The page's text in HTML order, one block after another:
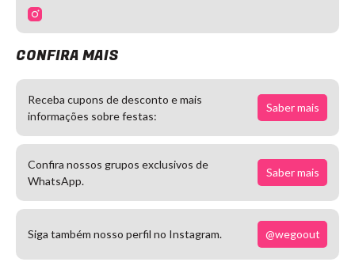
CONFIRA MAIS
Receba cupons de desconto e mais
informações sobre festas:
Saber mais
Confira nossos grupos exclusivos de
WhatsApp.
Saber mais
Siga também nosso perfil no Instagram. @wegoout